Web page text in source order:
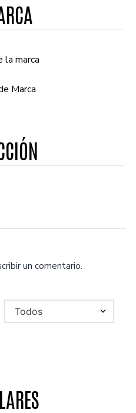
la marca
Marca
un comentario.
Todos